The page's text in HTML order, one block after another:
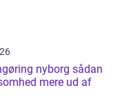
nyborg sådan
mere ud af